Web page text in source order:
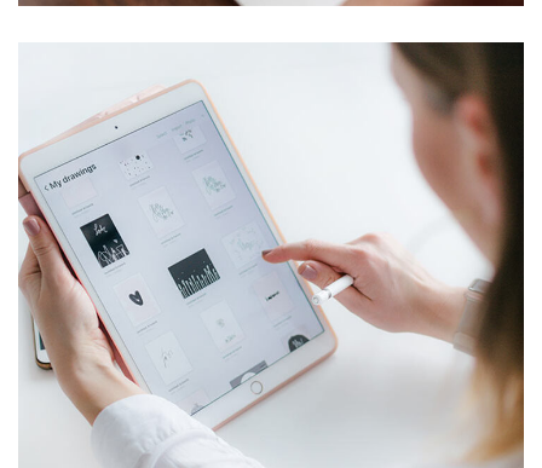
Crypto App Project